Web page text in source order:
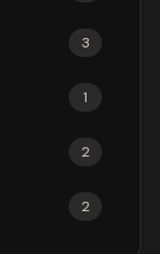
3
1
2
2